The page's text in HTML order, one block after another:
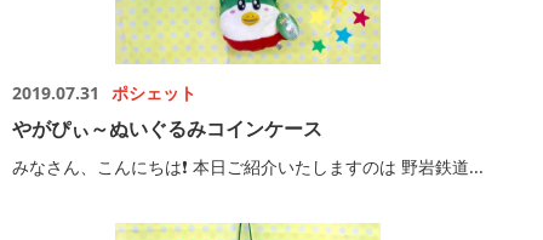
2019.07.31 ポシェット
やがぴぃ～ぬいぐるみコインケース
みなさん、こんにちは❗️ 本日ご紹介いたしますのは 野岩鉄道...